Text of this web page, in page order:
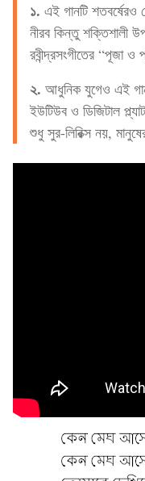
১. এই গানটি
নীরব কিন্তু শক্তিশালী
রবীন্দ্রসংগীতের “পূজা ও
২. আধুনিক যুগেও এই
ইউটিউব ও ডিজিটাল
শুধু সুর-লিরিক্স নয়,